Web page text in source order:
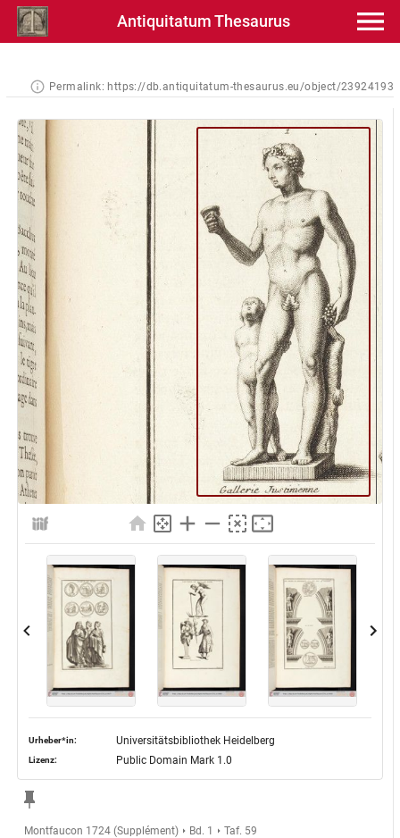
Antiquitatum Thesaurus
Permalink: https://db.antiquitatum-thesaurus.eu/object/23924193
Urheber*in: Universitätsbibliothek Heidelberg
Lizenz: Public Domain Mark 1.0
Montfaucon 1724 (Supplément) Bd. 1 Taf. 59